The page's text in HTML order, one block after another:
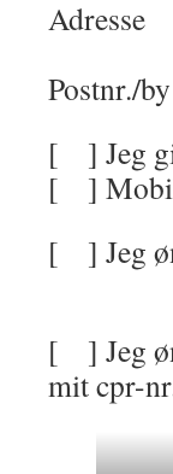
Postnr./
[ ] Jeg
[ ]
[ ] Jeg
[ ] Jeg
mit cpr-